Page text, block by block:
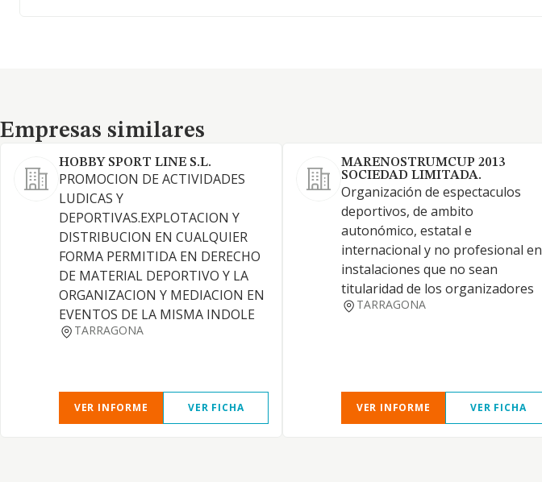
Empresas similares
Empresas similares
HOBBY SPORT LINE S.L.
PROMOCION DE ACTIVIDADES
LUDICAS Y
DEPORTIVAS.EXPLOTACION Y
DISTRIBUCION EN CUALQUIER
FORMA PERMITIDA EN DERECHO
DE MATERIAL DEPORTIVO Y LA
ORGANIZACION Y MEDIACION EN
EVENTOS DE LA MISMA INDOLE
TARRAGONA
VER INFORME VER FICHA
MARENOSTRUMCUP 2013
SOCIEDAD LIMITADA.
Organización de espectaculos
deportivos, de ambito
autonómico, estatal e
internacional y no profesional en
instalaciones que no sean
titularidad de los organizadores
TARRAGONA
VER INFORME VER FICHA